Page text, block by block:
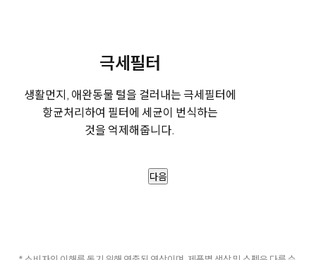
극세필터
생활먼지, 애완동물 털을 걸러내는 극세필터에
항균처리하여 필터에 세균이 번식하는
것을 억제해줍니다.
다음